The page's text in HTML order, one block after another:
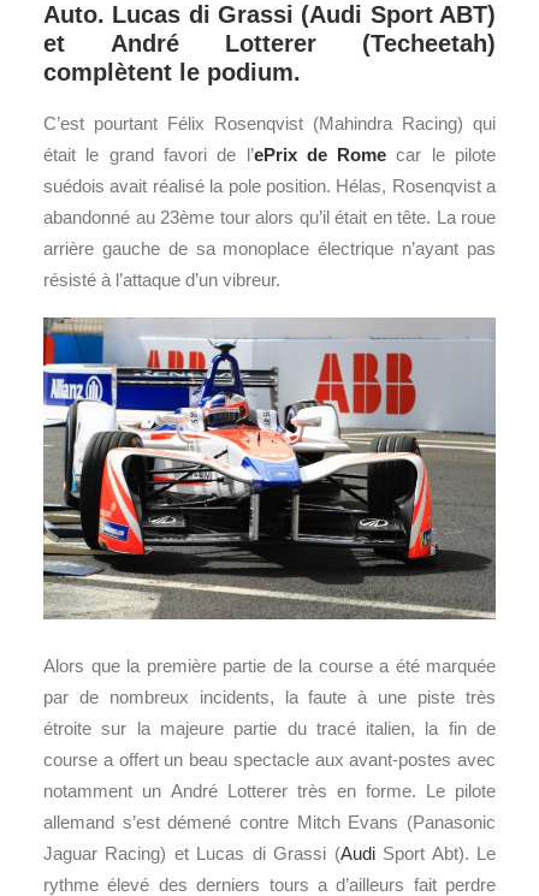
Auto. Lucas di Grassi (Audi Sport ABT)
et André Lotterer (Techeetah)
complètent le podium.
C’est pourtant Félix Rosenqvist (Mahindra Racing) qui
était le grand favori de l’ePrix de Rome car le pilote
suédois avait réalisé la pole position. Hélas, Rosenqvist a
abandonné au 23ème tour alors qu’il était en tête. La roue
arrière gauche de sa monoplace électrique n’ayant pas
résisté à l’attaque d’un vibreur.
Alors que la première partie de la course a été marquée
par de nombreux incidents, la faute à une piste très
étroite sur la majeure partie du tracé italien, la fin de
course a offert un beau spectacle aux avant-postes avec
notamment un André Lotterer très en forme. Le pilote
allemand s’est démené contre Mitch Evans (Panasonic
Jaguar Racing) et Lucas di Grassi (AudiSport Abt). Le
rythme élevé des derniers tours a d’ailleurs fait perdre